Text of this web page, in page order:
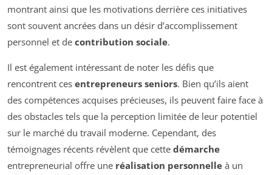
montrant ainsi que les motivations derrière ces initiatives
sont souvent ancrées dans un désir d’accomplissement
personnel et de contribution sociale.
Il est également intéressant de noter les défis que
rencontrent ces entrepreneurs seniors. Bien qu’ils aient
des compétences acquises précieuses, ils peuvent faire face à
des obstacles tels que la perception limitée de leur potentiel
sur le marché du travail moderne. Cependant, des
témoignages récents révèlent que cette démarche
entrepreneurial offre une réalisation personnelle à un